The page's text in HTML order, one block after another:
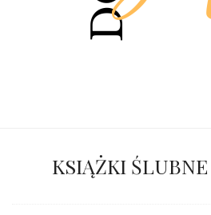
KSIĄŻKI